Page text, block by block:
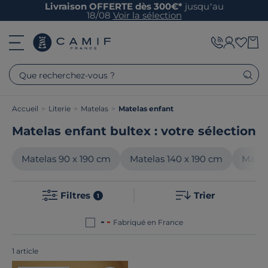
Livraison OFFERTE dès 300€* jusqu’au
18/08 Voir la sélection
Que recherchez-vous ?
Accueil > Literie > Matelas > Matelas enfant
Matelas enfant bultex : votre sélection
Matelas 90 x 190 cm Matelas 140 x 190 cm
Filtres 1 Trier
Fabriqué en France
1 article